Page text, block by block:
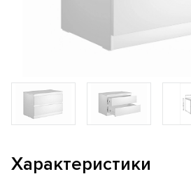
Характеристики